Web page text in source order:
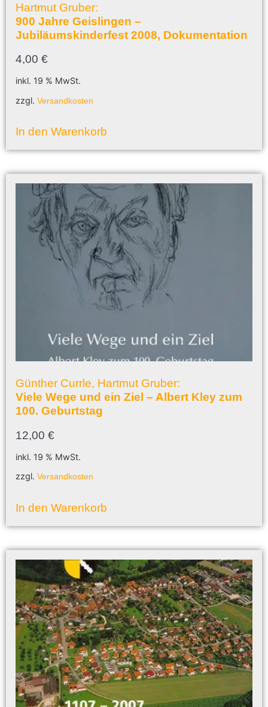
Hartmut Gruber:
900 Jahre Geislingen –
Jubiläumskinderfest 2008, Dokumentation
4,00 €
inkl. 19 % MwSt.
zzgl. Versandkosten
In den Warenkorb
Günther Currle, Hartmut Gruber:
Viele Wege und ein Ziel – Albert Kley zum
100. Geburtstag
12,00 €
inkl. 19 % MwSt.
zzgl. Versandkosten
In den Warenkorb